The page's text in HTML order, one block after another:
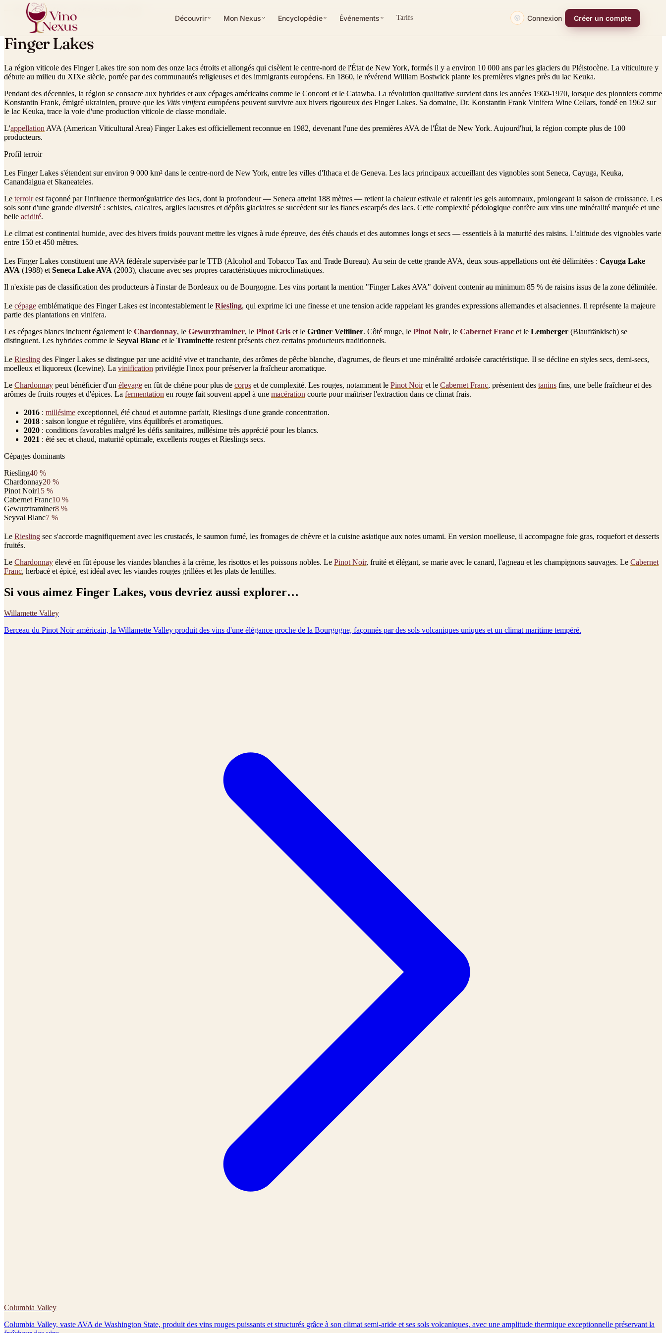
Découvrir Mon Nexus Encyclopédie Événements Tarifs Connexion Créer un compte
ENCYCLOPÉDIE ·
Finger Lakes
La région viticole des Finger Lakes tire son nom des onze lacs étroits et allongés qui cisèlent le centre-nord de l'État de New York, formés il y a environ 10 000 ans par les glaciers du Pléistocène. La viticulture y
débute au milieu du XIXe siècle, portée par des communautés religieuses et des immigrants européens. En 1860, le révérend William Bostwick plante les premières vignes près du lac Keuka.
Pendant des décennies, la région se consacre aux hybrides et aux cépages américains comme le Concord et le Catawba. La révolution qualitative survient dans les années 1960-1970, lorsque des pionniers comme
Konstantin Frank, émigré ukrainien, prouve que les Vitis vinifera européens peuvent survivre aux hivers rigoureux des Finger Lakes. Sa domaine, Dr. Konstantin Frank Vinifera Wine Cellars, fondé en 1962 sur
le lac Keuka, trace la voie d'une production viticole de classe mondiale.
L'appellation AVA (American Viticultural Area) Finger Lakes est officiellement reconnue en 1982, devenant l'une des premières AVA de l'État de New York. Aujourd'hui, la région compte plus de 100
producteurs.
Profil terroir
Les Finger Lakes s'étendent sur environ 9 000 km² dans le centre-nord de New York, entre les villes d'Ithaca et de Geneva. Les lacs principaux accueillant des vignobles sont Seneca, Cayuga, Keuka,
Canandaigua et Skaneateles.
Le terroirest façonné par l'influence thermorégulatrice des lacs, dont la profondeur — Seneca atteint 188 mètres — retient la chaleur estivale et ralentit les gels automnaux, prolongeant la saison de croissance. Les
sols sont d'une grande diversité : schistes, calcaires, argiles lacustres et dépôts glaciaires se succèdent sur les flancs escarpés des lacs. Cette complexité pédologique confère aux vins une minéralité marquée et une
belle acidité.
Le climat est continental humide, avec des hivers froids pouvant mettre les vignes à rude épreuve, des étés chauds et des automnes longs et secs — essentiels à la maturité des raisins. L'altitude des vignobles varie
entre 150 et 450 mètres.
Les Finger Lakes constituent une AVA fédérale supervisée par le TTB (Alcohol and Tobacco Tax and Trade Bureau). Au sein de cette grande AVA, deux sous-appellations ont été délimitées : Cayuga Lake
AVA (1988) et Seneca Lake AVA (2003), chacune avec ses propres caractéristiques microclimatiques.
Il n'existe pas de classification des producteurs à l'instar de Bordeaux ou de Bourgogne. Les vins portant la mention "Finger Lakes AVA" doivent contenir au minimum 85 % de raisins issus de la zone délimitée.
Le cépage emblématique des Finger Lakes est incontestablement le Riesling, qui exprime ici une finesse et une tension acide rappelant les grandes expressions allemandes et alsaciennes. Il représente la majeure
partie des plantations en vinifera.
Les cépages blancs incluent également le Chardonnay, le Gewurztraminer, le Pinot Gris et le Grüner Veltliner. Côté rouge, le Pinot Noir, le Cabernet Franc et le Lemberger (Blaufränkisch) se
distinguent. Les hybrides comme le Seyval Blanc et le Traminette restent présents chez certains producteurs traditionnels.
Le Riesling des Finger Lakes se distingue par une acidité vive et tranchante, des arômes de pêche blanche, d'agrumes, de fleurs et une minéralité ardoisée caractéristique. Il se décline en styles secs, demi-secs,
moelleux et liquoreux (Icewine). La vinification privilégie l'inox pour préserver la fraîcheur aromatique.
Le Chardonnay peut bénéficier d'un élevage en fût de chêne pour plus de corps et de complexité. Les rouges, notamment le Pinot Noiret le Cabernet Franc, présentent des tanins fins, une belle fraîcheur et des
arômes de fruits rouges et d'épices. La fermentation en rouge fait souvent appel à une macération courte pour maîtriser l'extraction dans ce climat frais.
2016 : millésime exceptionnel, été chaud et automne parfait, Rieslings d'une grande concentration.
2018 : saison longue et régulière, vins équilibrés et aromatiques.
2020 : conditions favorables malgré les défis sanitaires, millésime très apprécié pour les blancs.
2021 : été sec et chaud, maturité optimale, excellents rouges et Rieslings secs.
Cépages dominants
Riesling40 %
Chardonnay20 %
Pinot Noir15 %
Cabernet Franc10 %
Gewurztraminer8 %
Seyval Blanc7 %
Le Riesling sec s'accorde magnifiquement avec les crustacés, le saumon fumé, les fromages de chèvre et la cuisine asiatique aux notes umami. En version moelleuse, il accompagne foie gras, roquefort et desserts
fruités.
Le Chardonnay élevé en fût épouse les viandes blanches à la crème, les risottos et les poissons nobles. Le Pinot Noir, fruité et élégant, se marie avec le canard, l'agneau et les champignons sauvages. Le Cabernet
Franc, herbacé et épicé, est idéal avec les viandes rouges grillées et les plats de lentilles.
Si vous aimez Finger Lakes, vous devriez aussi explorer…
Willamette Valley
Berceau du Pinot Noir américain, la Willamette Valley produit des vins d'une élégance proche de la Bourgogne, façonnés par des sols volcaniques uniques et un climat maritime tempéré.
Columbia Valley
Columbia Valley, vaste AVA de Washington State, produit des vins rouges puissants et structurés grâce à son climat semi-aride et ses sols volcaniques, avec une amplitude thermique exceptionnelle préservant la